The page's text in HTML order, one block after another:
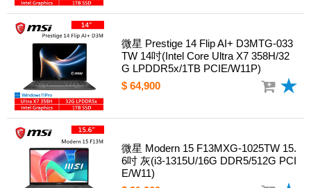
微星 Prestige 14 Flip AI+ D3MTG-033
TW 14吋(Intel Core Ultra X7 358H/32
G LPDDR5x/1TB PCIE/W11P)
$ 64,900
微星 Modern 15 F13MXG-1025TW 15.
6吋 灰(i3-1315U/16G DDR5/512G PCI
E/W11)